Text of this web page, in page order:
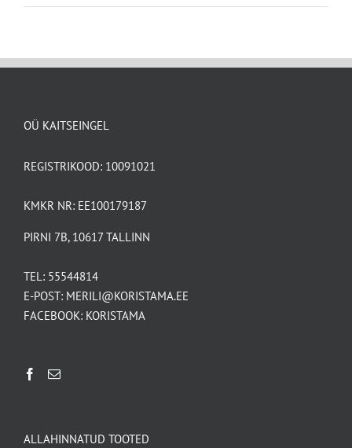
OÜ KAITSEINGEL
REGISTRIKOOD: 10091021
KMKR NR: EE100179187
PIRNI 7B, 10617 TALLINN
TEL: 55544814
E-POST: MERILI@KORISTAMA.EE
FACEBOOK: KORISTAMA
ALLAHINNATUD TOOTED